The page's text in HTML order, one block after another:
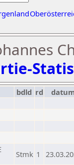
bdld rd
Stmk 1